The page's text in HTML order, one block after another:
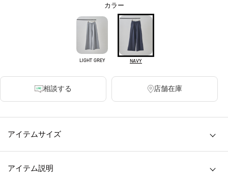
カラー
LIGHT GREY NAVY
相談する 店舗在庫
アイテムサイズ
アイテム説明